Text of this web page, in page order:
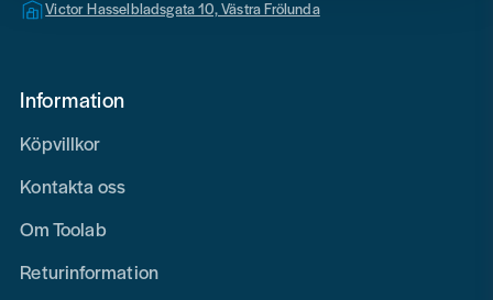
Victor Hasselbladsgata 10, Västra Frölunda
Information
Köpvillkor
Kontakta oss
Om Toolab
Returinformation